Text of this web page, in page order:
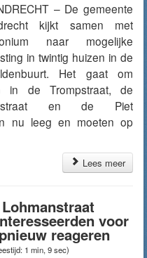
– De gemeente
kijkt samen met
naar mogelijke
in twintig huizen in de
Het gaat om
in de Trompstraat, de
en de Piet
nu leeg en moeten op
Lees meer
voor
reageren
1 min, 9 sec)